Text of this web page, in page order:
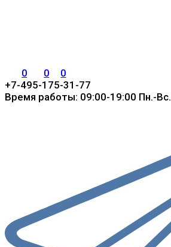
0 0 0
+7-495-175-31-77
Время работы: 09:00-19:00 Пн.-Вс.